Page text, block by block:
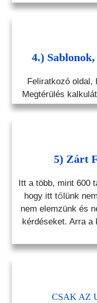
4.)
Feliratkozó oldal,
Megtérülés
5) Zárt
Itt a több, mint 600
hogy itt tőlünk
nem elemzünk és
kérdéseket. Arra
CSAK AZ